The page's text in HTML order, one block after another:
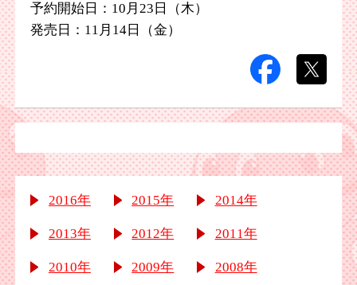
予約開始日：10月23日（木）
発売日：11月14日（金）
2016年 2015年 2014年
2013年 2012年 2011年
2010年 2009年 2008年